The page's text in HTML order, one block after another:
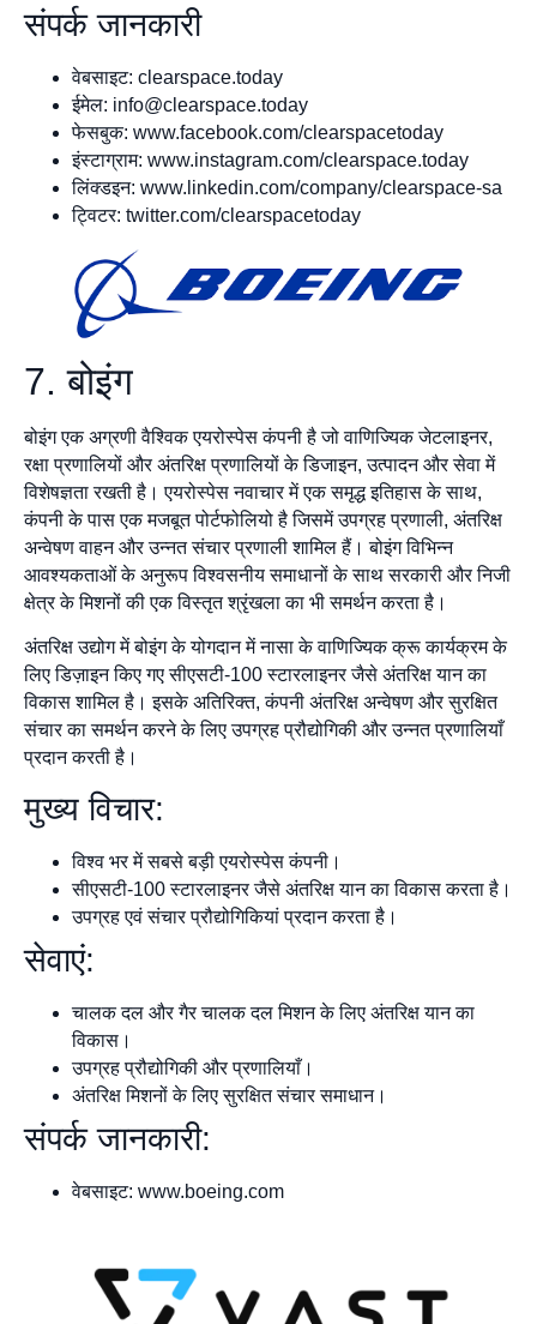
संपर्क जानकारी
वेबसाइट: clearspace.today
ईमेल: info@clearspace.today
फेसबुक: www.facebook.com/clearspacetoday
इंस्टाग्राम: www.instagram.com/clearspace.today
लिंक्डइन: www.linkedin.com/company/clearspace-sa
ट्विटर: twitter.com/clearspacetoday
7. बोइंग
बोइंग एक अग्रणी वैश्विक एयरोस्पेस कंपनी है जो वाणिज्यिक जेटलाइनर,
रक्षा प्रणालियों और अंतरिक्ष प्रणालियों के डिजाइन, उत्पादन और सेवा में
विशेषज्ञता रखती है। एयरोस्पेस नवाचार में एक समृद्ध इतिहास के साथ,
कंपनी के पास एक मजबूत पोर्टफोलियो है जिसमें उपग्रह प्रणाली, अंतरिक्ष
अन्वेषण वाहन और उन्नत संचार प्रणाली शामिल हैं। बोइंग विभिन्न
आवश्यकताओं के अनुरूप विश्वसनीय समाधानों के साथ सरकारी और निजी
क्षेत्र के मिशनों की एक विस्तृत श्रृंखला का भी समर्थन करता है।
अंतरिक्ष उद्योग में बोइंग के योगदान में नासा के वाणिज्यिक क्रू कार्यक्रम के
लिए डिज़ाइन किए गए सीएसटी-100 स्टारलाइनर जैसे अंतरिक्ष यान का
विकास शामिल है। इसके अतिरिक्त, कंपनी अंतरिक्ष अन्वेषण और सुरक्षित
संचार का समर्थन करने के लिए उपग्रह प्रौद्योगिकी और उन्नत प्रणालियाँ
प्रदान करती है।
मुख्य विचार:
विश्व भर में सबसे बड़ी एयरोस्पेस कंपनी।
सीएसटी-100 स्टारलाइनर जैसे अंतरिक्ष यान का विकास करता है।
उपग्रह एवं संचार प्रौद्योगिकियां प्रदान करता है।
सेवाएं:
चालक दल और गैर चालक दल मिशन के लिए अंतरिक्ष यान का
विकास।
उपग्रह प्रौद्योगिकी और प्रणालियाँ।
अंतरिक्ष मिशनों के लिए सुरक्षित संचार समाधान।
संपर्क जानकारी:
वेबसाइट: www.boeing.com